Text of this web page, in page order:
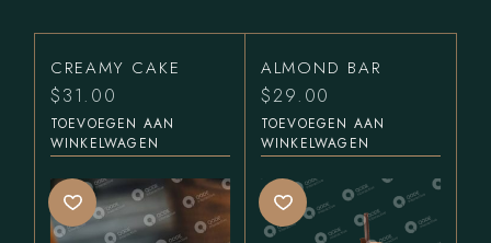
CREAMY CAKE
$31.00
TOEVOEGEN AAN
WINKELWAGEN
ALMOND BAR
$29.00
TOEVOEGEN AAN
WINKELWAGEN